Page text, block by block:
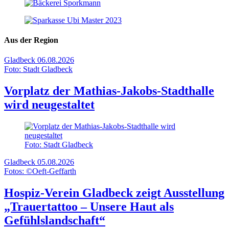
Aus der Region
Gladbeck 06.08.2026
Foto: Stadt Gladbeck
Vorplatz der Mathias-Jakobs-Stadthalle
wird neugestaltet
Foto: Stadt Gladbeck
Gladbeck 05.08.2026
Fotos: ©Oeft-Geffarth
Hospiz-Verein Gladbeck zeigt Ausstellung
„Trauertattoo – Unsere Haut als
Gefühlslandschaft“